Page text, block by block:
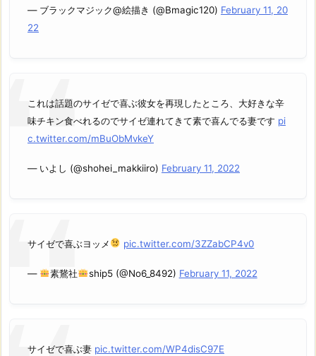
— ブラックマジック@絵描き (@Bmagic120) February 11, 20
22
これは話題のサイゼで喜ぶ彼女を再現したところ、大好きな辛
味チキン食べれるのでサイゼ連れてきて素で喜んでる妻です pi
c.twitter.com/mBuObMvkeY
— いよし (@shohei_makkiiro) February 11, 2022
サイゼで喜ぶヨッメ pic.twitter.com/3ZZabCP4v0
— 素鵞社 ship5 (@No6_8492) February 11, 2022
サイゼで喜ぶ妻 pic.twitter.com/WP4disC97E